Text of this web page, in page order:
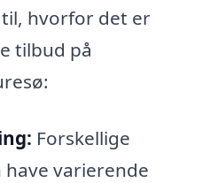
hvorfor det er
tilbud på
Forskellige
varierende